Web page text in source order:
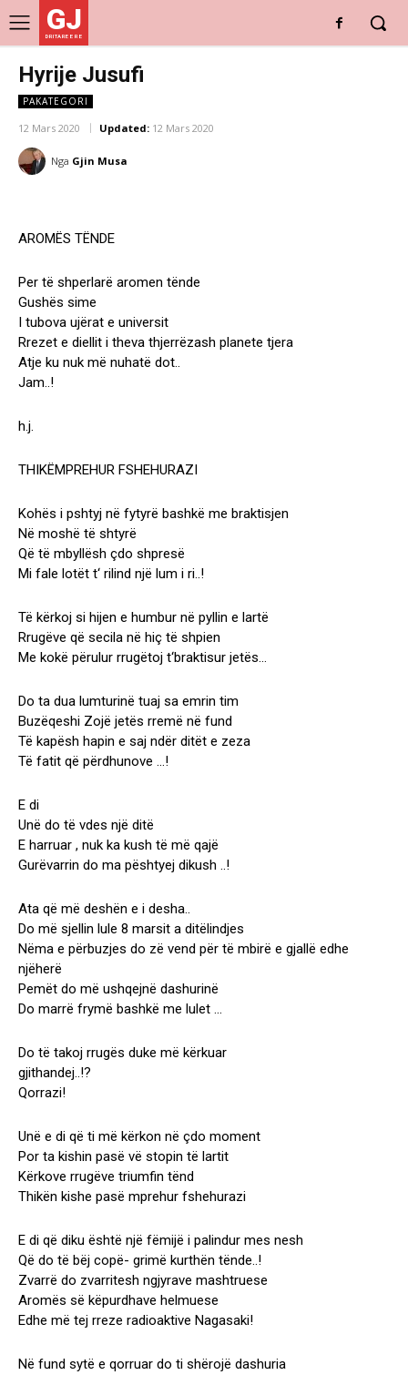
GJ
DRITARE E RE
Hyrije Jusufi
PAKATEGORI
12 Mars 2020 Updated: 12 Mars 2020
Nga Gjin Musa
AROMËS TËNDE
Per të shperlarë aromen tënde
Gushës sime
I tubova ujërat e universit
Rrezet e diellit i theva thjerrëzash planete tjera
Atje ku nuk më nuhatë dot..
Jam..!
h.j.
THIKËMPREHUR FSHEHURAZI
Kohës i pshtyj në fytyrë bashkë me braktisjen
Në moshë të shtyrë
Që të mbyllësh çdo shpresë
Mi fale lotët t‘ rilind një lum i ri..!
Të kërkoj si hijen e humbur në pyllin e lartë
Rrugëve që secila në hiç të shpien
Me kokë përulur rrugëtoj t‘braktisur jetës…
Do ta dua lumturinë tuaj sa emrin tim
Buzëqeshi Zojë jetës rremë në fund
Të kapësh hapin e saj ndër ditët e zeza
Të fatit që përdhunove …!
E di
Unë do të vdes një ditë
E harruar , nuk ka kush të më qajë
Gurëvarrin do ma pështyej dikush ..!
Ata që më deshën e i desha..
Do më sjellin lule 8 marsit a ditëlindjes
Nëma e përbuzjes do zë vend për të mbirë e gjallë edhe
njëherë
Pemët do më ushqejnë dashurinë
Do marrë frymë bashkë me lulet …
Do të takoj rrugës duke më kërkuar
gjithandej..!?
Qorrazi!
Unë e di që ti më kërkon në çdo moment
Por ta kishin pasë vë stopin të lartit
Kërkove rrugëve triumfin tënd
Thikën kishe pasë mprehur fshehurazi
E di që diku është një fëmijë i palindur mes nesh
Që do të bëj copë- grimë kurthën tënde..!
Zvarrë do zvarritesh ngjyrave mashtruese
Aromës së këpurdhave helmuese
Edhe më tej rreze radioaktive Nagasaki!
Në fund sytë e qorruar do ti shërojë dashuria